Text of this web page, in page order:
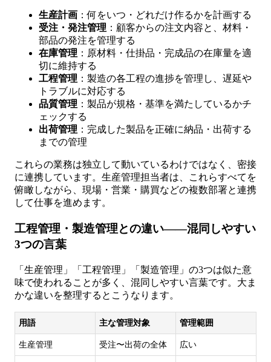
生産計画 ：何をいつ・どれだけ作るかを計画する
受注・発注管理 ：顧客からの注文内容と、材料・
部品の発注を管理する
在庫管理 ：原材料・仕掛品・完成品の在庫量を適
切に維持する
工程管理 ：製造の各工程の進捗を管理し、遅延や
トラブルに対応する
品質管理 ：製品が規格・基準を満たしているかチ
ェックする
出荷管理 ：完成した製品を正確に納品・出荷する
までの管理
これらの業務は独立して動いているわけではなく、密接
に連携しています。生産管理担当者は、これらすべてを
俯瞰しながら、現場・営業・購買などの複数部署と連携
して仕事を進めます。
工程管理・製造管理との違い——混同しやすい
3つの言葉
「生産管理」「工程管理」「製造管理」の3つは似た意
味で使われることが多く、混同しやすい言葉です。大ま
かな違いを整理するとこうなります。
用語 主な管理対象 管理範囲
生産管理 受注〜出荷の全体 広い